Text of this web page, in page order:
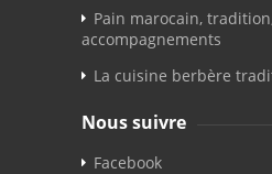
Pain marocain,
accompagnements
La cuisine berbère
Nous suivre
Facebook